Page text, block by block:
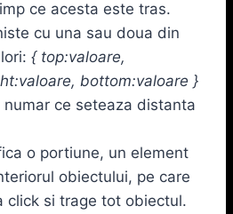
ce acesta este tras.
cu una sau doua din
{ top:valoare,
bottom:valoare }
numar ce seteaza distanta
o portiune, un element
obiectului, pe care
click si trage tot obiectul.